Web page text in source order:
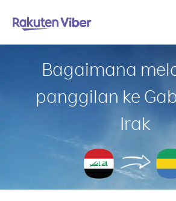
Bagaimana
panggilan ke
Irak